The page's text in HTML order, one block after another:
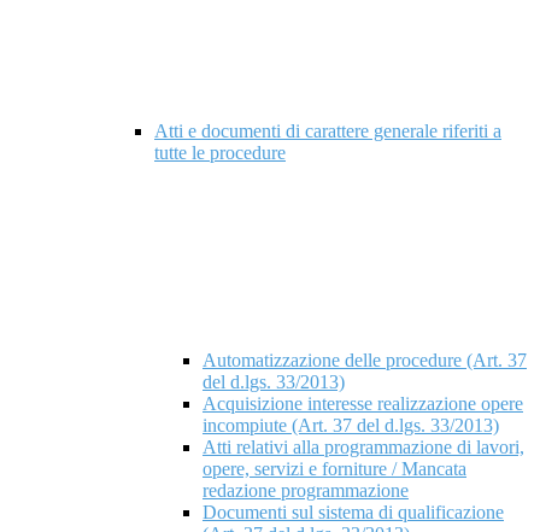
Atti e documenti di carattere generale riferiti a
tutte le procedure
Automatizzazione delle procedure (Art. 37
del d.lgs. 33/2013)
Acquisizione interesse realizzazione opere
incompiute (Art. 37 del d.lgs. 33/2013)
Atti relativi alla programmazione di lavori,
opere, servizi e forniture / Mancata
redazione programmazione
Documenti sul sistema di qualificazione